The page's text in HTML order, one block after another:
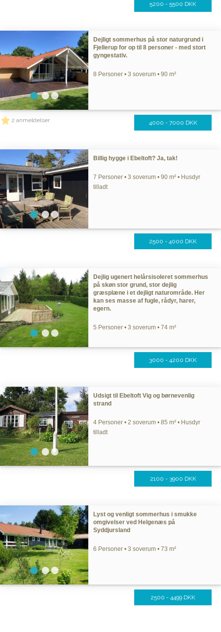
5200 - 5500 DKK
Dejligt sommerhus på stor naturgrund i
Fjellerup for op til 8 personer - med stort
gyngestativ.
8 Personer • 3 soverum • 90 m²
2 anmeldelser 4000 - 7000 DKK
Billig hygge i Ebeltoft? Ja, tak!
7 Personer • 3 soverum • 90 m² • Husdyr
tilladt
2500 - 4000 DKK
Dejlig ugenert helårsisoleret sommerhus
på skøn stor grund, stor dejlig
græsplæne i et dejligt naturområde. Her
kan ses masse af fugle, rådyr, harer,
egern.
5 Personer • 3 soverum • 74 m²
3000 - 4200 DKK
Udsigt til Ebeltoft Vig og børnevenlig
strand
4 Personer • 2 soverum • 85 m² • Husdyr
tilladt
2100 - 3900 DKK
Lyst og venligt sommerhus i smukke
omgivelser ved Helgenæs på
Syddjursland
6 Personer • 3 soverum • 73 m²
2500 - 4499 DKK